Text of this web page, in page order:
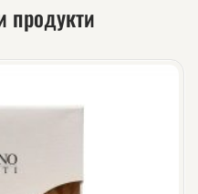
продукти